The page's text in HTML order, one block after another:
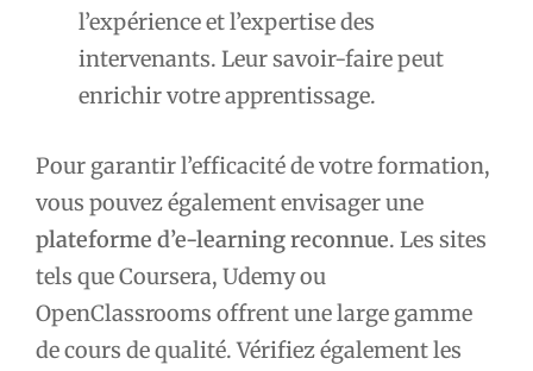
l’expérience et l’expertise des
intervenants. Leur savoir-faire peut
enrichir votre apprentissage.
Pour garantir l’efficacité de votre formation,
vous pouvez également envisager une
plateforme d’e-learning reconnue. Les sites
tels que Coursera, Udemy ou
OpenClassrooms offrent une large gamme
de cours de qualité. Vérifiez également les